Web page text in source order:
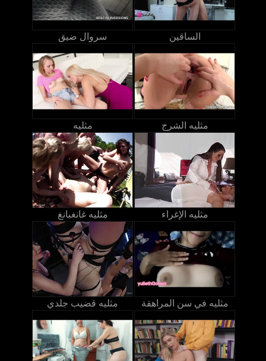
سروال ضيق الساقين
مثليه مثليه الشرج
مثليه غانغبانغ مثليه الإغراء
مثليه قضيب جلدي مثليه في سن المراهقة